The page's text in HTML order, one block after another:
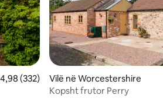
mesatar 4,98 nga 5, 332
4,98 (332)
Vilë në Worcestershire
Kopsht frutor Perry